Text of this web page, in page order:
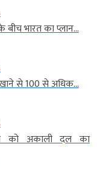
बीच भारत का प्लान...
से 100 से अधिक...
को अकाली दल का